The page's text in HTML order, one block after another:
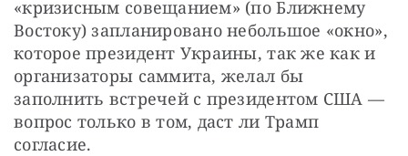
«кризисным совещанием» (по Ближнему
Востоку) запланировано небольшое «окно»,
которое президент Украины, так же как и
организаторы саммита, желал бы
заполнить встречей с президентом США —
вопрос только в том, даст ли Трамп
согласие.